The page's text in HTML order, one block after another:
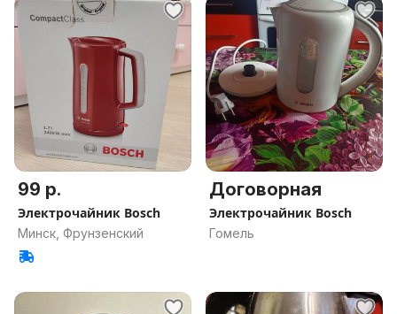
99 р.
Электрочайник Bosch
Минск, Фрунзенский
Договорная
Электрочайник Bosch
Гомель